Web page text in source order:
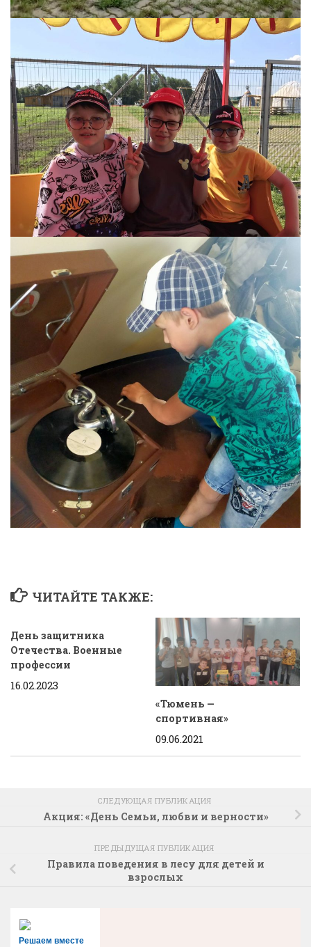
ЧИТАЙТЕ ТАКЖЕ:
День защитника
Отечества. Военные
профессии
16.02.2023
«Тюмень —
спортивная»
09.06.2021
СЛЕДУЮЩАЯ ПУБЛИКАЦИЯ
Акция: «День Семьи, любви и верности»
ПРЕДЫДУЩАЯ ПУБЛИКАЦИЯ
Правила поведения в лесу для детей и
взрослых
Решаем вместе